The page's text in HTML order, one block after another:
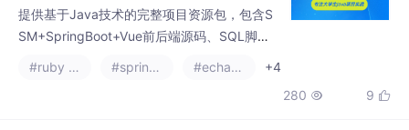
提供基于Java技术的完整项目资源包，包含S
SM+SpringBoot+Vue前后端源码、SQL脚本
用Mysql数据库，支持IDEA/Eclipse开发环
+4
280  9 